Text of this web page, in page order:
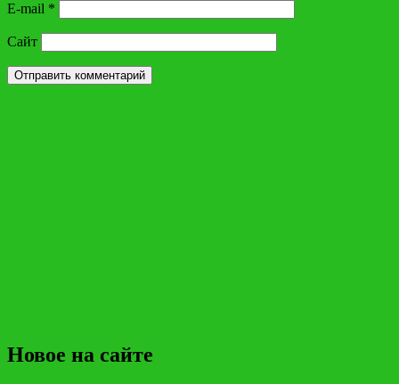
E-mail *
Сайт
Новое на сайте